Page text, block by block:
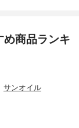
商品ランキ
サンオイル